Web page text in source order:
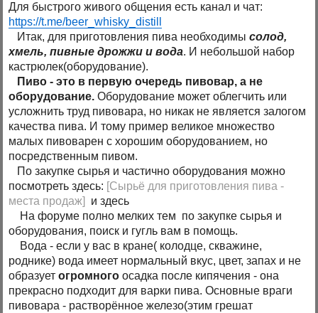
Для быстрого живого общения есть канал и чат:
https://t.me/beer_whisky_distill
Итак, для приготовления пива необходимысолод,
хмель, пивные дрожжи и вода. И небольшой набор
кастрюлек(оборудование).
Пиво - это в первую очередь пивовар, а не
оборудование. Оборудование может облегчить или
усложнить труд пивовара, но никак не является залогом
качества пива. И тому пример великое множество
малых пивоварен с хорошим оборудованием, но
посредственным пивом.
По закупке сырья и частично оборудования можно
посмотреть здесь: [Сырьё для приготовления пива -
места продаж]
и здесь
На форуме полно мелких тем по закупке сырья и
оборудования, поиск и гугль вам в помощь.
Вода - если у вас в кране( колодце, скважине,
роднике) вода имеет нормальный вкус, цвет, запах и не
образуетогромного осадка после кипячения - она
прекрасно подходит для варки пива. Основные враги
пивовара - растворённое железо(этим грешат